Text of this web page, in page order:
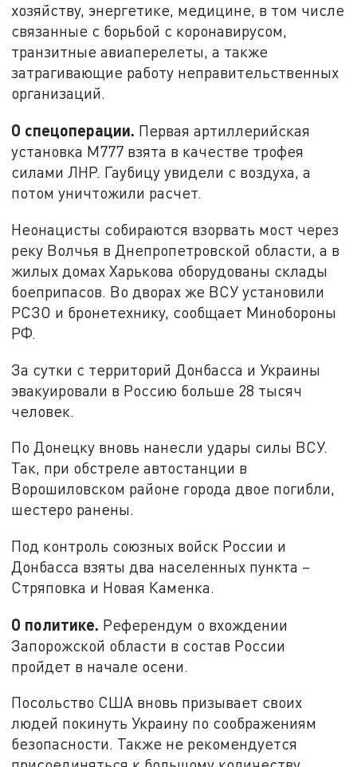
хозяйству, энергетике, медицине, в том числе
связанные с борьбой с коронавирусом,
транзитные авиаперелеты, а также
затрагивающие работу неправительственных
организаций.
О спецоперации. Первая артиллерийская
установка М777 взята в качестве трофея
силами ЛНР. Гаубицу увидели с воздуха, а
потом уничтожили расчет.
Неонацисты собираются взорвать мост через
реку Волчья в Днепропетровской области, а в
жилых домах Харькова оборудованы склады
боеприпасов. Во дворах же ВСУ установили
РСЗО и бронетехнику, сообщает Минобороны
РФ.
За сутки с территорий Донбасса и Украины
эвакуировали в Россию больше 28 тысяч
человек.
По Донецку вновь нанесли удары силы ВСУ.
Так, при обстреле автостанции в
Ворошиловском районе города двое погибли,
шестеро ранены.
Под контроль союзных войск России и
Донбасса взяты два населенных пункта –
Стряповка и Новая Каменка.
О политике. Референдум о вхождении
Запорожской области в состав России
пройдет в начале осени.
Посольство США вновь призывает своих
людей покинуть Украину по соображениям
безопасности. Также не рекомендуется